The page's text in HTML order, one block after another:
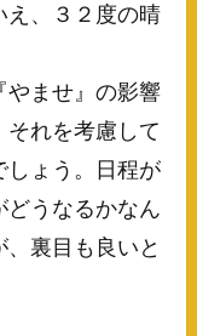
え、３２度の晴
やませ』の影響
れを考慮して
しょう。日程が
どうなるかなん
裏目も良いと